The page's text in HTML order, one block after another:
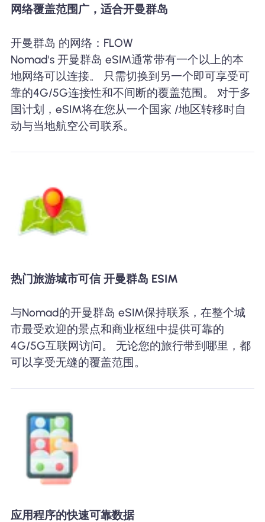
网络覆盖范围广，适合开曼群岛
开曼群岛 的网络：FLOW
Nomad's 开曼群岛 eSIM通常带有一个以上的本
地网络可以连接。 只需切换到另一个即可享受可
靠的4G/5G连接性和不间断的覆盖范围。 对于多
国计划，eSIM将在您从一个国家 /地区转移时自
动与当地航空公司联系。
热门旅游城市可信 开曼群岛 ESIM
与Nomad的开曼群岛 eSIM保持联系，在整个城
市最受欢迎的景点和商业枢纽中提供可靠的
4G/5G互联网访问。 无论您的旅行带到哪里，都
可以享受无缝的覆盖范围。
应用程序的快速可靠数据